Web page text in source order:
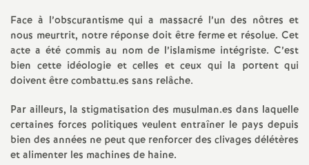
Face à l’obscurantisme qui a massacré l’un des nôtres et
nous meurtrit, notre réponse doit être ferme et résolue. Cet
acte a été commis au nom de l’islamisme intégriste. C’est
bien cette idéologie et celles et ceux qui la portent qui
doivent être combattu.es sans relâche.
Par ailleurs, la stigmatisation des musulman.es dans laquelle
certaines forces politiques veulent entraîner le pays depuis
bien des années ne peut que renforcer des clivages délétères
et alimenter les machines de haine.